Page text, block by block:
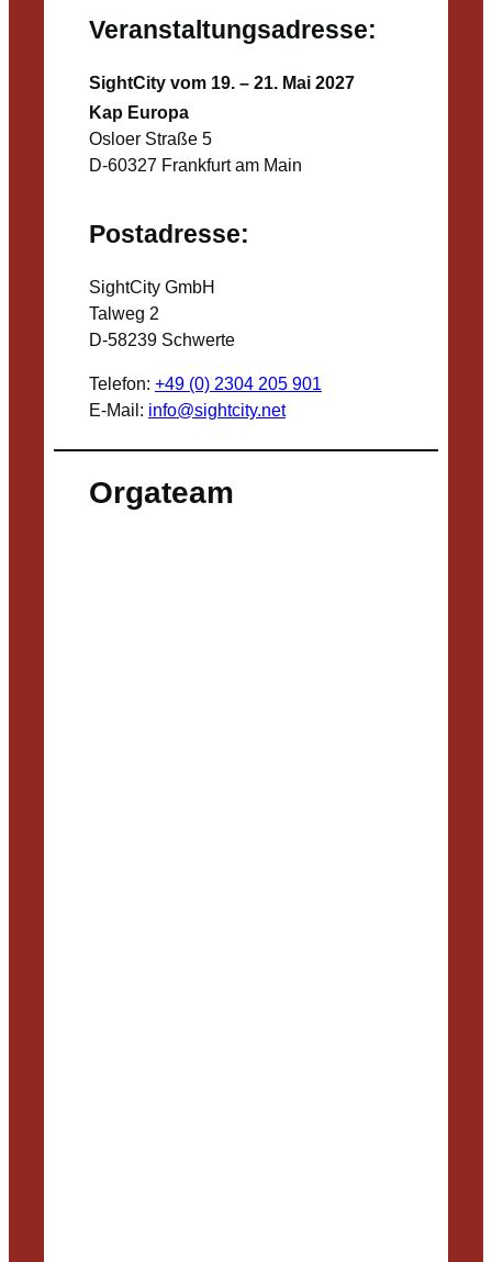
Veranstaltungsadresse:
SightCity vom 19. – 21. Mai 2027
Kap Europa
Osloer Straße 5
D-60327 Frankfurt am Main
Postadresse:
SightCity GmbH
Talweg 2
D-58239 Schwerte
Telefon: +49 (0) 2304 205 901
E-Mail: info@sightcity.net
Orgateam